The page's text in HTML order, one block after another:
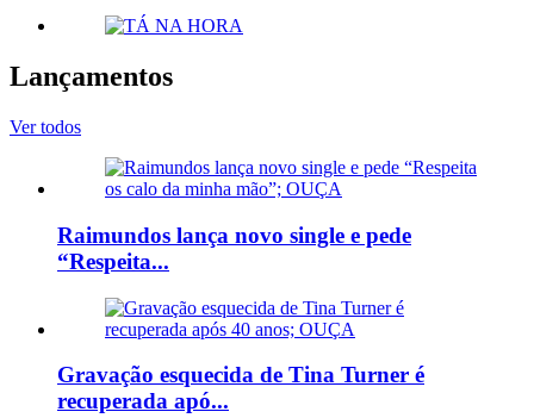
Lançamentos
Ver todos
Raimundos lança novo single e pede
“Respeita...
Gravação esquecida de Tina Turner é
recuperada apó...